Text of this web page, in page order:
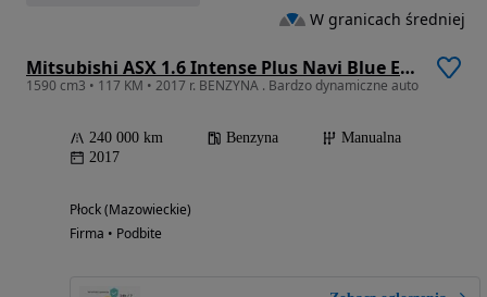
Mitsubishi ASX 1.6 Intense Plus Navi Blue Edition
1590 cm3 • 117 KM • 2017 r. BENZYNA . Bardzo dynamiczne auto
240 000 km Benzyna
Manualna
2017
Płock (Mazowieckie)
Firma • Podbite
W granicach średniej